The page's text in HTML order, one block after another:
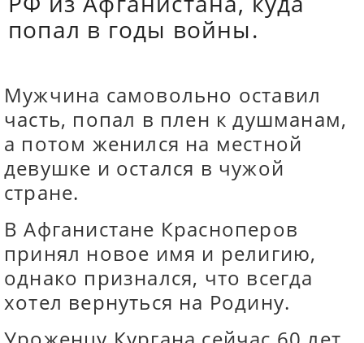
попал в годы войны.
Мужчина самовольно оставил
часть, попал в плен к душманам,
а потом женился на местной
девушке и остался в чужой
стране.
В Афганистане Красноперов
принял новое имя и религию,
однако признался, что всегда
хотел вернуться на Родину.